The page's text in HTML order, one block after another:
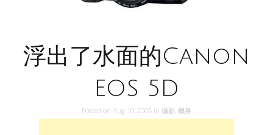
浮出了水面的Canon
EOS 5D
Posted on Aug 10, 2005 in 攝影, 機身